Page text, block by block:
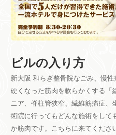
ビルの入り方
新大阪 和らぎ整骨院なごみ、慢性
硬くなった筋肉を軟らかくする「
ニア、脊柱管狭窄、繊維筋痛症、
術院に行ってもどんな施術をして
か筋肉です。こちらに来てくださ